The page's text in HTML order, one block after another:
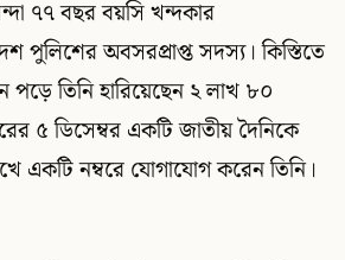
৭৭ বছর বয়সি খন্দকার
পুলিশের অবসরপ্রাপ্ত সদস্য। কিস্তিতে
পড়ে তিনি হারিয়েছেন ২ লাখ ৮০
৫ ডিসেম্বর একটি জাতীয় দৈনিকে
একটি নম্বরে যোগাযোগ করেন তিনি।